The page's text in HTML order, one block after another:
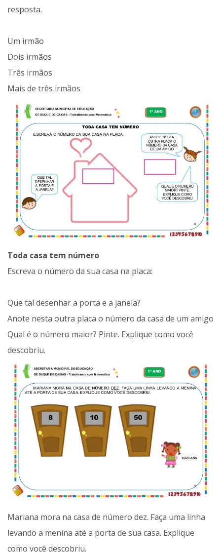
resposta.
Um irmão
Dois irmãos
Três irmãos
Mais de três irmãos
Toda casa tem número
Escreva o número da sua casa na placa:
Que tal desenhar a porta e a janela?
Anote nesta outra placa o número da casa de um amigo
Qual é o número maior? Pinte. Explique como você
descobriu.
Mariana mora na casa de número dez. Faça uma linha
levando a menina até a porta de sua casa. Explique
como você descobriu.